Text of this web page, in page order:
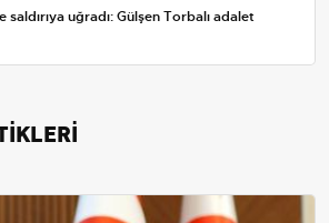
uğradı: Gülşen Torbalı adalet